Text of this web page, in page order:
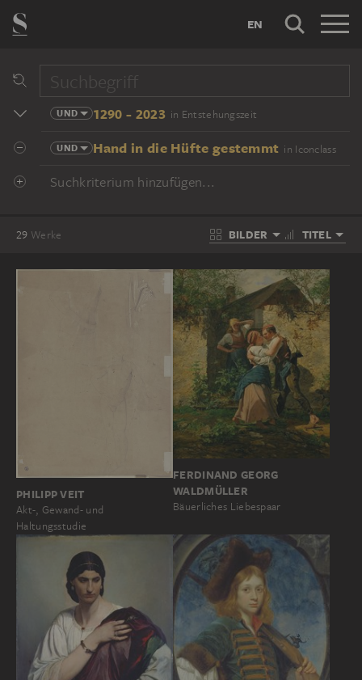
EN
UND 1290 - 2023 in Entstehungszeit
UND Hand in die Hüfte gestemmt in Iconclass
Suchkriterium hinzufügen...
29 Werke BILDER TITEL
PHILIPP VEIT
Akt-, Gewand- und
Haltungsstudie
FERDINAND GEORG
WALDMÜLLER
Bäuerliches Liebespaar